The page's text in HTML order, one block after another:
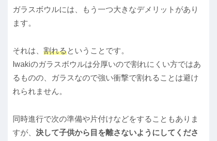
ガラスボウルには、もう一つ大きなデメリットがあり
ます。
それは、 割れるということです。
Iwakiのガラスボウルは分厚いので割れにくい方ではあ
るものの、ガラスなので強い衝撃で割れることは避け
れられません。
同時進行で次の準備や片付けなどをすることもありま
すが、 決して子供から目を離さないようにしてくださ